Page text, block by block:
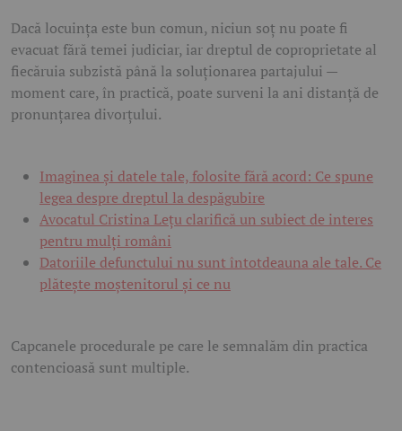
Dacă locuința este bun comun, niciun soț nu poate fi
evacuat fără temei judiciar, iar dreptul de coproprietate al
fiecăruia subzistă până la soluționarea partajului —
moment care, în practică, poate surveni la ani distanță de
pronunțarea divorțului.
Imaginea și datele tale, folosite fără acord: Ce spune
legea despre dreptul la despăgubire
Avocatul Cristina Lețu clarifică un subiect de interes
pentru mulți români
Datoriile defunctului nu sunt întotdeauna ale tale. Ce
plătește moștenitorul și ce nu
Capcanele procedurale pe care le semnalăm din practica
contencioasă sunt multiple.